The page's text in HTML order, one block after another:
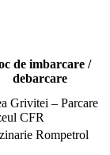
de imbarcare /
debarcare
Grivitei – Parcare
CFR
Rompetrol